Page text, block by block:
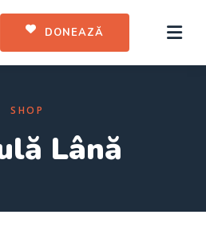
DONEAZĂ
SHOP
Lână